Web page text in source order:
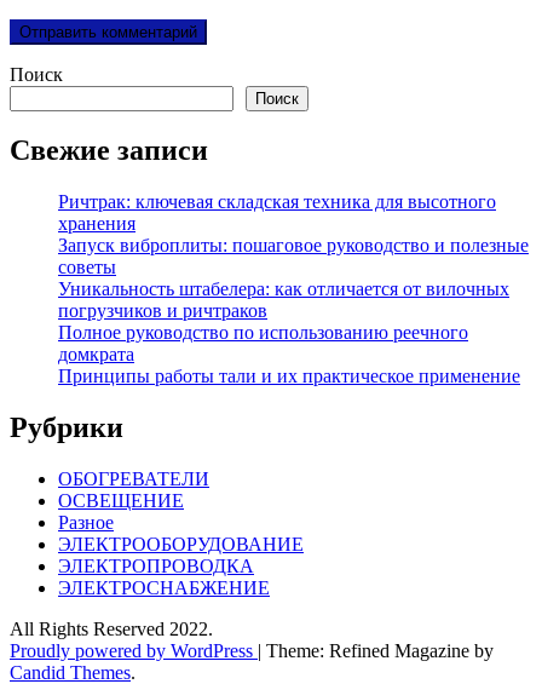
Поиск
Поиск
Свежие записи
Ричтрак: ключевая складская техника для высотного
хранения
Запуск виброплиты: пошаговое руководство и полезные
советы
Уникальность штабелера: как отличается от вилочных
погрузчиков и ричтраков
Полное руководство по использованию реечного
домкрата
Принципы работы тали и их практическое применение
Рубрики
ОБОГРЕВАТЕЛИ
ОСВЕЩЕНИЕ
Разное
ЭЛЕКТРООБОРУДОВАНИЕ
ЭЛЕКТРОПРОВОДКА
ЭЛЕКТРОСНАБЖЕНИЕ
All Rights Reserved 2022.
Proudly powered by WordPress | Theme: Refined Magazine by
Candid Themes.